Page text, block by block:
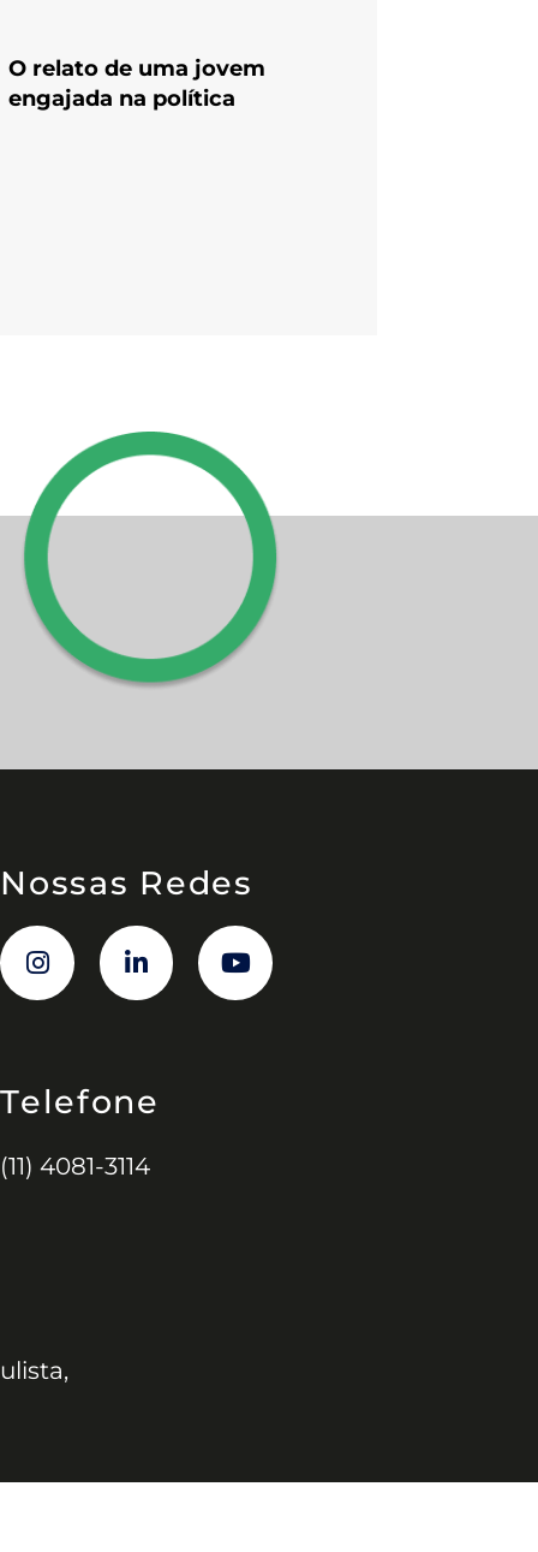
O relato de uma jovem
engajada na política
Nossas Redes
Telefone
(11) 4081-3114